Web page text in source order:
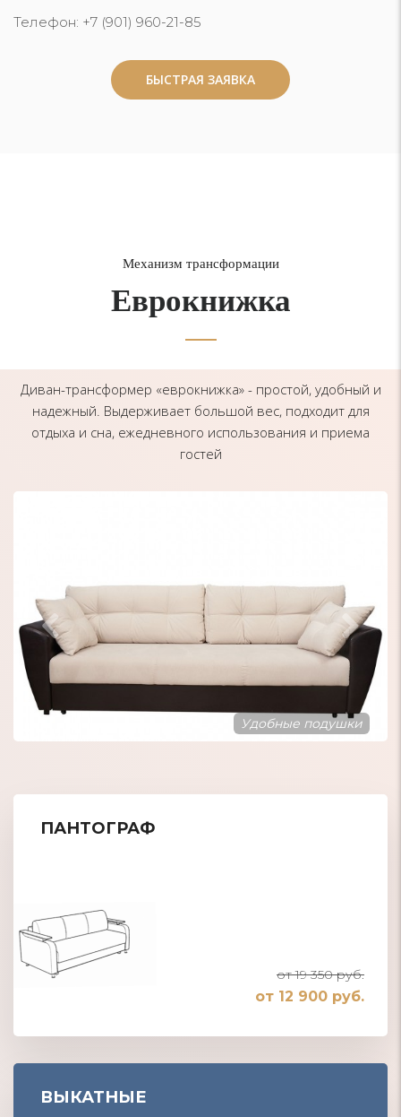
Телефон: +7 (901) 960-21-85
БЫСТРАЯ ЗАЯВКА
БЫСТРАЯ ЗАЯВКА
Механизм трансформации
Еврокнижка
Диван-трансформер «еврокнижка» - простой, удобный и
надежный. Выдерживает большой вес, подходит для
отдыха и сна, ежедневного использования и приема
гостей
Диван в стиле Хай-тек
ПАНТОГРАФ
от 19 350 руб.
от 12 900 руб.
ВЫКАТНЫЕ